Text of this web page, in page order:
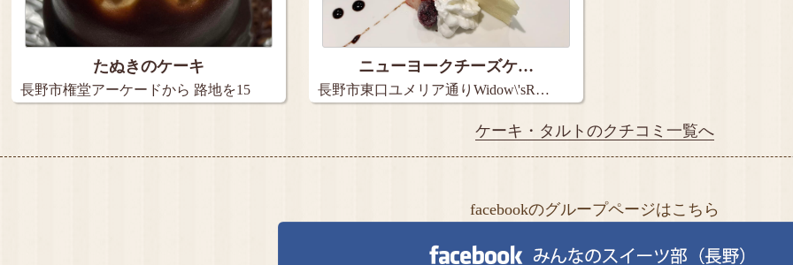
たぬきのケーキ
長野市権堂アーケードから 路地を15
ニューヨークチーズケ…
長野市東口ユメリア通りWidow\'sR…
ケーキ・タルトのクチコミ一覧へ
facebookのグループページはこちら